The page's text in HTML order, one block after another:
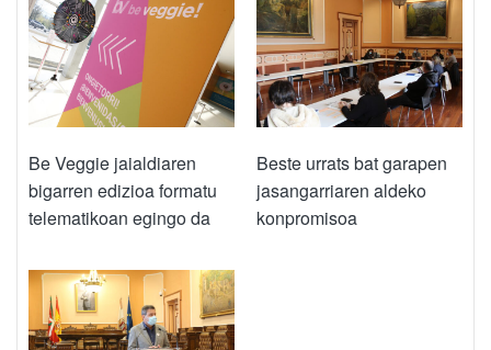
Be Veggie jaialdiaren
bigarren edizioa formatu
telematikoan egingo da
Beste urrats bat garapen
jasangarriaren aldeko
konpromisoa